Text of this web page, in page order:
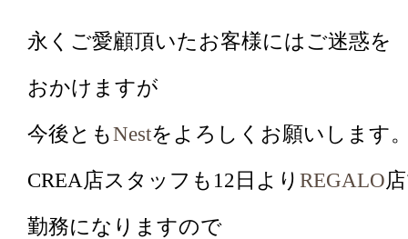
永くご愛顧頂いたお客様にはご迷惑を
おかけますが
今後ともNestをよろしくお願いします
CREA店スタッフも 12 日より REGALO
勤務になりますので